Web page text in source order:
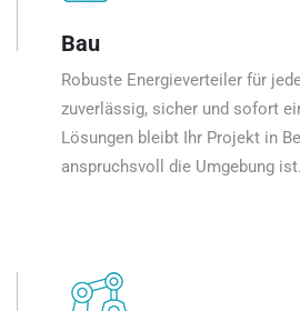
Bau
Robuste Energieverteiler für
zuverlässig, sicher und sofort
Lösungen bleibt Ihr Projekt in
anspruchsvoll die Umgebung ist.